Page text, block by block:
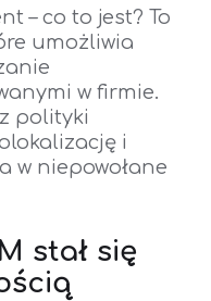
– co to jest? To
umożliwia
w firmie.
polityki
i
w niepowołane
stał się